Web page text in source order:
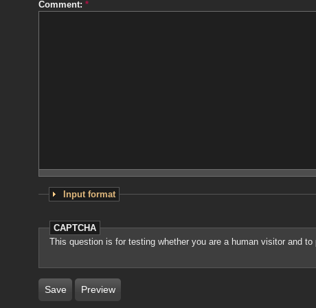
Comment: *
Input format
CAPTCHA
This question is for testing whether you are a human visitor and to